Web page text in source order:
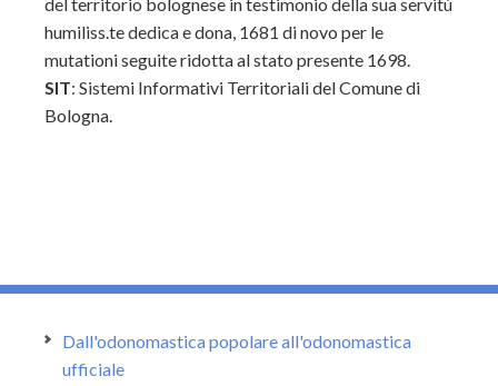
humiliss.te dedica e dona, 1681 di novo per le
mutationi seguite ridotta al stato presente 1698.
SIT: Sistemi Informativi Territoriali del Comune di
Bologna.
Dall'odonomastica popolare all'odonomastica
ufficiale